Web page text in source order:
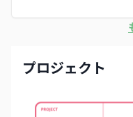
プロジェクト